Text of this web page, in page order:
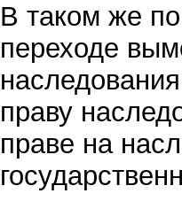
В таком же
переходе
праву
праве на